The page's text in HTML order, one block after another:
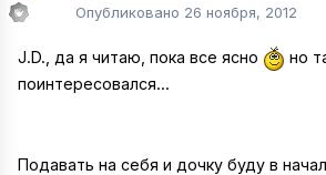
Опубликовано 26 ноября, 2012
J.D., да я читаю, пока все ясно
но
поинтересовался...
Подавать на себя и дочку буду в